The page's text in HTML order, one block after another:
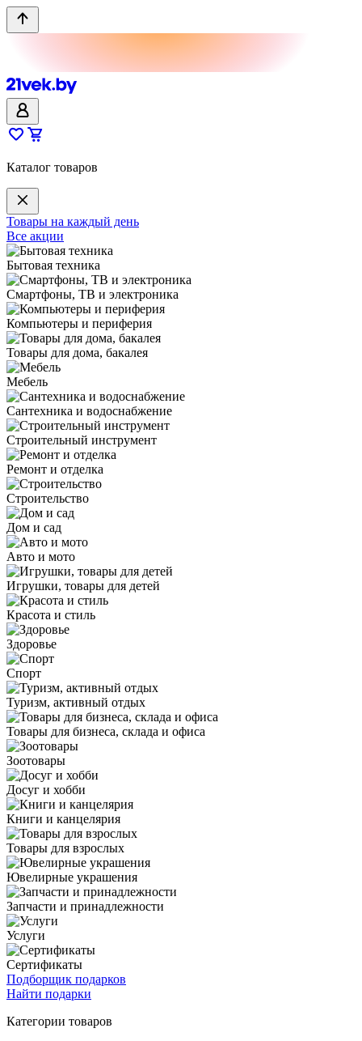
Каталог товаров
Товары на каждый день
Все акции
Бытовая техника
Смартфоны, ТВ и электроника
Компьютеры и периферия
Товары для дома, бакалея
Мебель
Сантехника и водоснабжение
Строительный инструмент
Ремонт и отделка
Строительство
Дом и сад
Авто и мото
Игрушки, товары для детей
Красота и стиль
Здоровье
Спорт
Туризм, активный отдых
Товары для бизнеса, склада и офиса
Зоотовары
Досуг и хобби
Книги и канцелярия
Товары для взрослых
Ювелирные украшения
Запчасти и принадлежности
Услуги
Сертификаты
Подборщик подарков
Найти подарки
Категории товаров